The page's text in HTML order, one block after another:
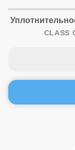
CLASS